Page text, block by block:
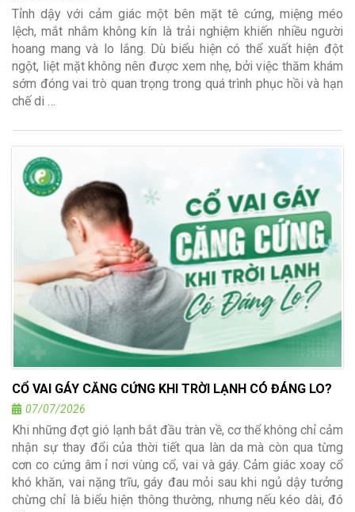
Tỉnh dậy với cảm giác một bên mặt tê cứng, miệng méo
lệch, mắt nhắm không kín là trải nghiệm khiến nhiều người
hoang mang và lo lắng. Dù biểu hiện có thể xuất hiện đột
ngột, liệt mặt không nên được xem nhẹ, bởi việc thăm khám
sớm đóng vai trò quan trọng trong quá trình phục hồi và hạn
chế di …
CỔ VAI GÁY CĂNG CỨNG KHI TRỜI LẠNH CÓ ĐÁNG LO?
07/07/2026
Khi những đợt gió lạnh bắt đầu tràn về, cơ thể không chỉ cảm
nhận sự thay đổi của thời tiết qua làn da mà còn qua từng
cơn co cứng âm ỉ nơi vùng cổ, vai và gáy. Cảm giác xoay cổ
khó khăn, vai nặng trĩu, gáy đau mỏi sau khi ngủ dậy tưởng
chừng chỉ là biểu hiện thông thường, nhưng nếu kéo dài, đó